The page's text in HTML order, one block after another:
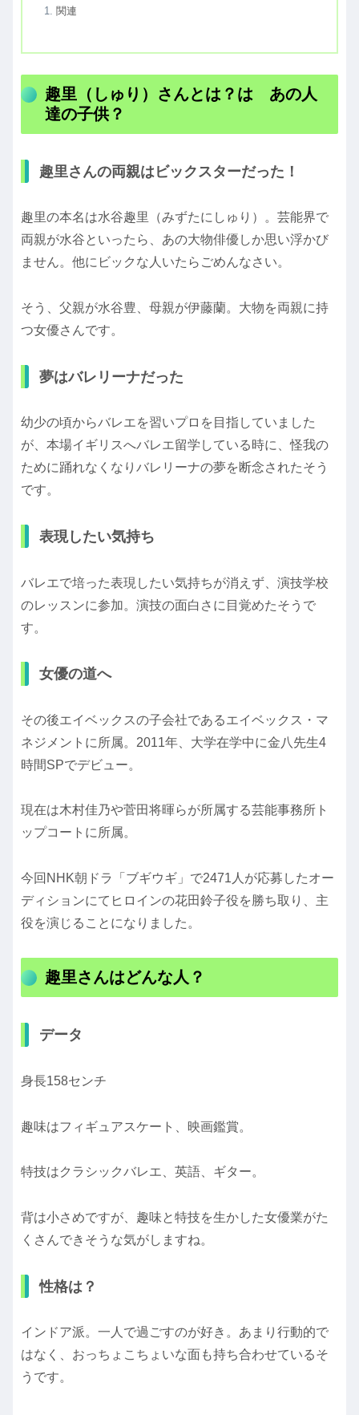
関連
趣里（しゅり）さんとは？は あの人
達の子供？
趣里さんの両親はビックスターだった！
趣里の本名は水谷趣里（みずたにしゅり）。芸能界で
両親が水谷といったら、あの大物俳優しか思い浮かび
ません。他にビックな人いたらごめんなさい。
そう、父親が水谷豊、母親が伊藤蘭。大物を両親に持
つ女優さんです。
夢はバレリーナだった
幼少の頃からバレエを習いプロを目指していました
が、本場イギリスへバレエ留学している時に、怪我の
ために踊れなくなりバレリーナの夢を断念されたそう
です。
表現したい気持ち
バレエで培った表現したい気持ちが消えず、演技学校
のレッスンに参加。演技の面白さに目覚めたそうで
す。
女優の道へ
その後エイベックスの子会社であるエイベックス・マ
ネジメントに所属。2011年、大学在学中に金八先生4
時間SPでデビュー。
現在は木村佳乃や菅田将暉らが所属する芸能事務所ト
ップコートに所属。
今回NHK朝ドラ「ブギウギ」で2471人が応募したオー
ディションにてヒロインの花田鈴子役を勝ち取り、主
役を演じることになりました。
趣里さんはどんな人？
データ
身長158センチ
趣味はフィギュアスケート、映画鑑賞。
特技はクラシックバレエ、英語、ギター。
背は小さめですが、趣味と特技を生かした女優業がた
くさんできそうな気がしますね。
性格は？
インドア派。一人で過ごすのが好き。あまり行動的で
はなく、おっちょこちょいな面も持ち合わせているそ
うです。